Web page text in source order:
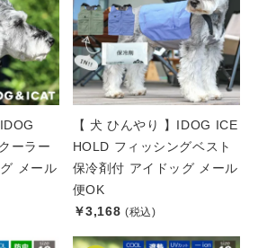
ーラー
メール
【 犬 ひんやり 】IDOG ICE
HOLD フィッシングベスト
保冷剤付 アイドッグ メール
便OK
￥3,168 (税込)